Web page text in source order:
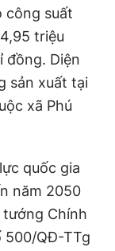
công suất
triệu
đồng. Diện
sản xuất tại
xã Phú
quốc gia
năm 2050
Chính
500/QĐ-TTg